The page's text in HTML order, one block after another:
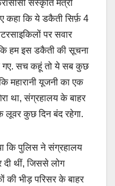
संस्कृति मंत्री
कहा कि ये डकैती सिर्फ़ 4
पर सवार
हम इस डकैती की सूचना
गए. सच कहूं तो ये सब कुछ
महारानी यूजनी का एक
था, संग्रहालय के बाहर
लूवर कुछ दिन बंद रहेगा.
कि पुलिस ने संग्रहालय
थीं, जिससे लोग
की भीड़ परिसर के बाहर